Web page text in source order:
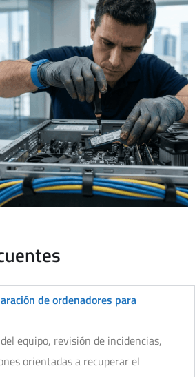
de ordenadores para
equipo, revisión de incidencias,
orientadas a recuperar el